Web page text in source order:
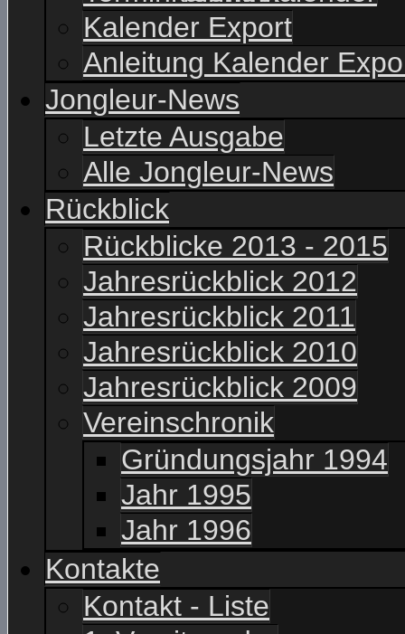
Kalender Export
Anleitung Kalender
Jongleur-News
Letzte Ausgabe
Alle Jongleur-News
Rückblick
Rückblicke 2013 - 2015
Jahresrückblick 2012
Jahresrückblick 2011
Jahresrückblick 2010
Jahresrückblick 2009
Vereinschronik
Gründungsjahr 1994
Jahr 1995
Jahr 1996
Kontakte
Kontakt - Liste